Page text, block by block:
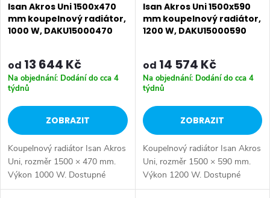
Isan Akros Uni 1500x470
mm koupelnový radiátor,
1000 W, DAKU15000470
od 13 644 Kč
Na objednání: Dodání do cca 4
týdnů
ZOBRAZIT
Koupelnový radiátor Isan Akros
Uni, rozměr 1500 × 470 mm.
Výkon 1000 W. Dostupné
rozměry 1500x350 mm
Isan Akros Uni 1500x590
mm koupelnový radiátor,
1200 W, DAKU15000590
od 14 574 Kč
Na objednání: Dodání do cca 4
týdnů
ZOBRAZIT
Koupelnový radiátor Isan Akros
Uni, rozměr 1500 × 590 mm.
Výkon 1200 W. Dostupné
rozměry 1500x350 mm